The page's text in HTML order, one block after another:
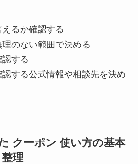
るか確認する
理のない範囲で決める
認する
する公式情報や相談先を決め
クーポン 使い方の基本
理